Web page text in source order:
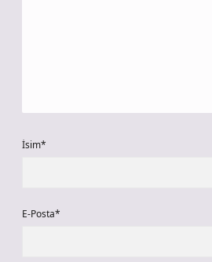
İsim*
E-Posta*